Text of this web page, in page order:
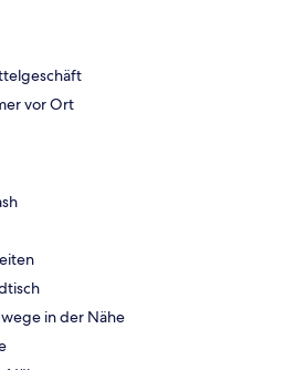
vor Ort
in der Nähe